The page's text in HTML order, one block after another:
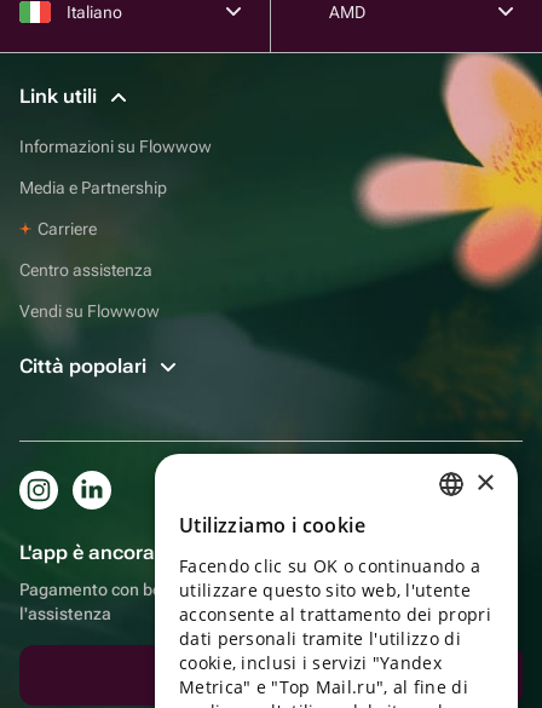
Italiano AMD
Link utili
Informazioni su Flowwow
Media e Partnership
Carriere
Centro assistenza
Vendi su Flowwow
Città popolari
L'app è ancora più comoda!
Pagamento con bonus, autoconsegna, comoda chat con
l'assistenza
Scarica l'app
ENGLISH
UKRAINIAN
PORTUGUESE
SPANISH
×
Utilizziamo i cookie
Facendo clic su OK o continuando a
utilizzare questo sito web, l'utente
acconsente al trattamento dei propri
dati personali tramite l'utilizzo di
cookie, inclusi i servizi "Yandex
Metrica" e "Top Mail.ru", al fine di